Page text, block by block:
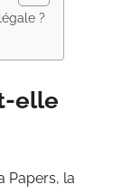
?
elle
Papers, la